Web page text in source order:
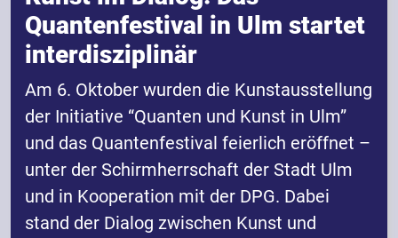
Quantenfestival in Ulm startet
interdisziplinär
Am 6. Oktober wurden die Kunstausstellung
der Initiative “Quanten und Kunst in Ulm”
und das Quantenfestival feierlich eröffnet –
unter der Schirmherrschaft der Stadt Ulm
und in Kooperation mit der DPG. Dabei
stand der Dialog zwischen Kunst und